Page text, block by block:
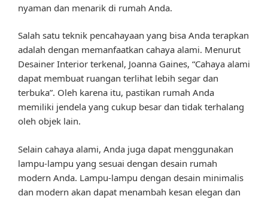
nyaman dan menarik di rumah Anda.
Salah satu teknik pencahayaan yang bisa Anda terapkan
adalah dengan memanfaatkan cahaya alami. Menurut
Desainer Interior terkenal, Joanna Gaines, “Cahaya alami
dapat membuat ruangan terlihat lebih segar dan
terbuka”. Oleh karena itu, pastikan rumah Anda
memiliki jendela yang cukup besar dan tidak terhalang
oleh objek lain.
Selain cahaya alami, Anda juga dapat menggunakan
lampu-lampu yang sesuai dengan desain rumah
modern Anda. Lampu-lampu dengan desain minimalis
dan modern akan dapat menambah kesan elegan dan